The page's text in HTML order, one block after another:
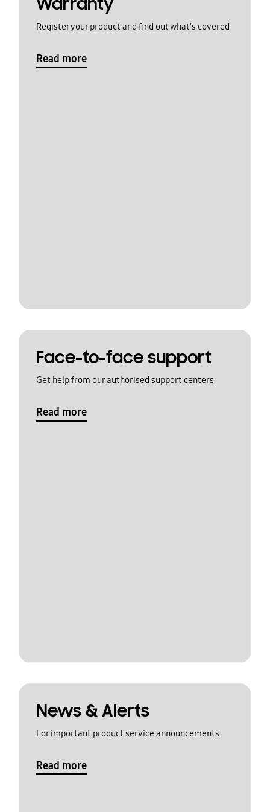
Register your product and find out what's covered
Read more
Face-to-face support
Get help from our authorised support centers
Read more
News & Alerts
For important product service announcements
Read more